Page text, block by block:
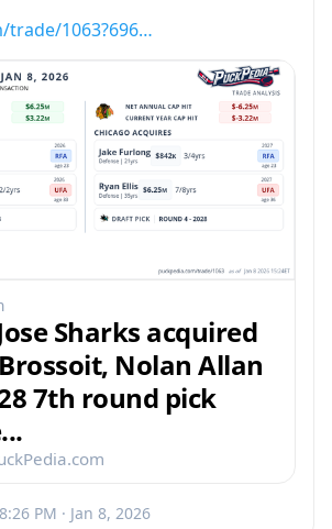
trade/1063?696…
Sharks acquired
Nolan Allan
7th round pick
8:26 PM · Jan 8, 2026